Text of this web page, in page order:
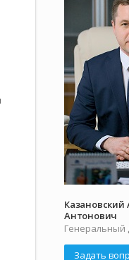
Антонович
Генеральный
Задать